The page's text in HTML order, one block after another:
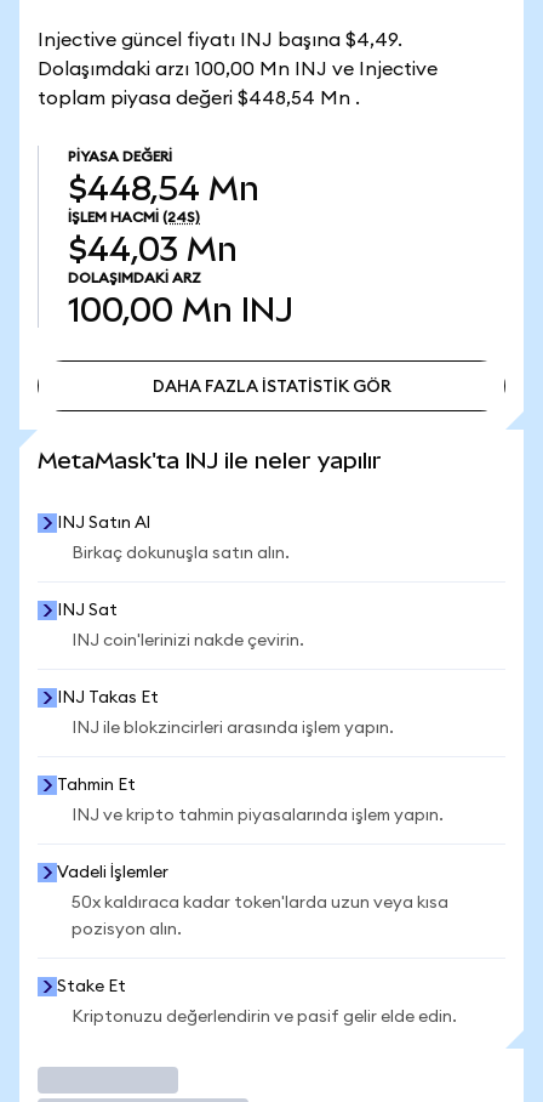
Injective güncel fiyatı INJ başına $4,49.
Dolaşımdaki arzı 100,00 Mn INJ ve Injective
toplam piyasa değeri $448,54 Mn .
PIYASA DEĞERI
$448,54 Mn
İŞLEM HACMI (24S)
$44,03 Mn
DOLAŞIMDAKI ARZ
100,00 Mn INJ
DAHA FAZLA İSTATİSTİK GÖR
MetaMask'ta INJ ile neler yapılır
INJ Satın Al
Birkaç dokunuşla satın alın.
INJ Sat
INJ coin'lerinizi nakde çevirin.
INJ Takas Et
INJ ile blokzincirleri arasında işlem yapın.
Tahmin Et
INJ ve kripto tahmin piyasalarında işlem yapın.
Vadeli İşlemler
50x kaldıraca kadar token'larda uzun veya kısa
pozisyon alın.
Stake Et
Kriptonuzu değerlendirin ve pasif gelir elde edin.